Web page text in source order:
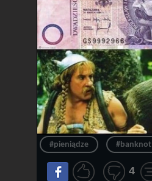
#pieniądze #banknot
4